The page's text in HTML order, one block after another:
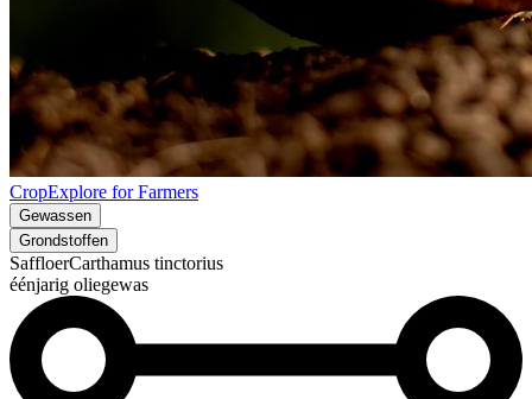
CropExplore for Farmers
Gewassen
Grondstoffen
SaffloerCarthamus tinctorius
éénjarig oliegewas